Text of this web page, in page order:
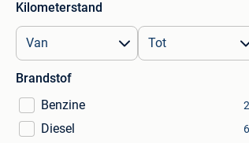
Kilometerstand
Brandstof
Benzine
Diesel